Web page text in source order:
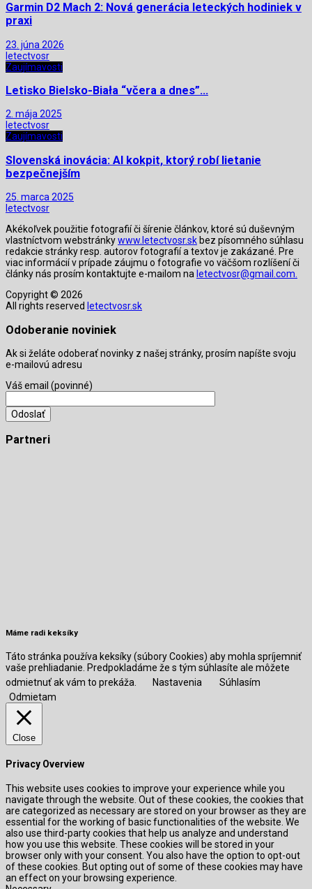
Garmin D2 Mach 2: Nová generácia leteckých hodiniek v
praxi
23. júna 2026
letectvosr
Zaujímavosti
Letisko Bielsko-Biała “včera a dnes”…
2. mája 2025
letectvosr
Zaujímavosti
Slovenská inovácia: AI kokpit, ktorý robí lietanie
bezpečnejším
25. marca 2025
letectvosr
Akékoľvek použitie fotografií či šírenie článkov, ktoré sú duševným
vlastníctvom webstránkywww.letectvosr.sk bez písomného súhlasu
redakcie stránky resp. autorov fotografií a textov je zakázané. Pre
viac informácií v prípade záujmu o fotografie vo väčšom rozlíšení či
články nás prosím kontaktujte e-mailom na letectvosr@gmail.com.
Copyright © 2026
All rights reserved letectvosr.sk
Odoberanie noviniek
Ak si želáte odoberať novinky z našej stránky, prosím napíšte svoju
e-mailovú adresu
Váš email (povinné)
Partneri
Máme radi keksíky
Táto stránka používa keksíky (súbory Cookies) aby mohla spríjemniť
vaše prehliadanie. Predpokladáme že s tým súhlasíte ale môžete
odmietnuť ak vám to prekáža.
Nastavenia
Súhlasím
Odmietam
Close
Privacy Overview
This website uses cookies to improve your experience while you
navigate through the website. Out of these cookies, the cookies that
are categorized as necessary are stored on your browser as they are
essential for the working of basic functionalities of the website. We
also use third-party cookies that help us analyze and understand
how you use this website. These cookies will be stored in your
browser only with your consent. You also have the option to opt-out
of these cookies. But opting out of some of these cookies may have
an effect on your browsing experience.